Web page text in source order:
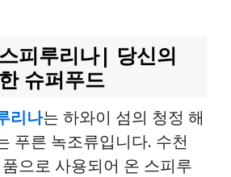
피루리나| 당신의
슈퍼푸드
리나는 하와이 섬의 청정 해
푸른 녹조류입니다. 수천
으로 사용되어 온 스피루